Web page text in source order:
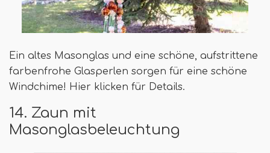
Ein altes Masonglas und eine schöne, aufstrittene
farbenfrohe Glasperlen sorgen für eine schöne
Windchime! Hier klicken für Details.
14. Zaun mit
Masonglasbeleuchtung